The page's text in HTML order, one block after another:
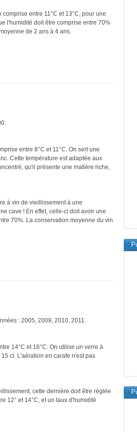
entre 11°C et 13°C, pour une
l'humidité doit être comprise entre 70%
de 2 ans à 4 ans.
entre 8°C et 11°C. On sert une
Cette température est adaptée aux
qu'il présente une matière riche,
à vin de vieillissement à une
cave ! En effet, celle-ci doit avoir une
70%. La conservation moyenne du vin
: 2005, 2009, 2010, 2011.
14°C et 16°C. On utilise un verre à
cl. L'aération en carafe n'est pas
cette dernière doit être réglée
12° et 14°C, et un taux d'humidité